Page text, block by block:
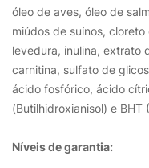
óleo de aves, óleo de
miúdos de suínos,
levedura, inulina, extrato
carnitina, sulfato de
ácido fosfórico, ácido
(Butilhidroxianisol) e BHT
Níveis de garantia: